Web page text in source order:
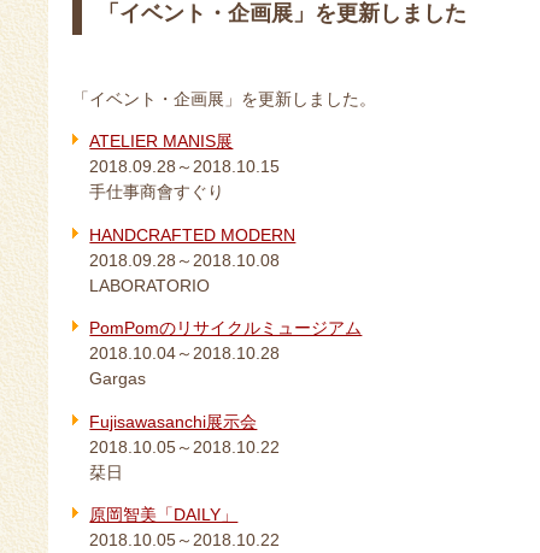
「イベント・企画展」を更新しました
「イベント・企画展」を更新しました。
ATELIER MANIS展
2018.09.28～2018.10.15
手仕事商會すぐり
HANDCRAFTED MODERN
2018.09.28～2018.10.08
LABORATORIO
PomPomのリサイクルミュージアム
2018.10.04～2018.10.28
Gargas
Fujisawasanchi展示会
2018.10.05～2018.10.22
栞日
原岡智美「DAILY」
2018.10.05～2018.10.22